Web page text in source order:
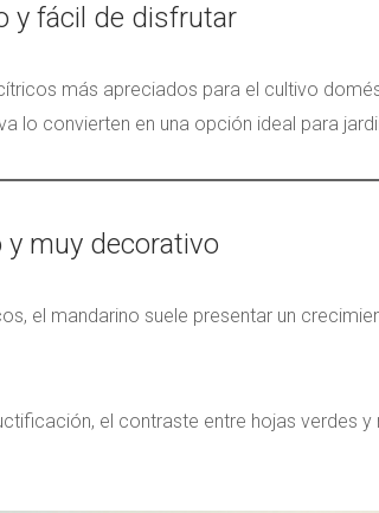
y fácil de disfrutar
más apreciados para el cultivo
lo convierten en una opción ideal para
muy decorativo
el mandarino suele presentar un
el contraste entre hojas verdes